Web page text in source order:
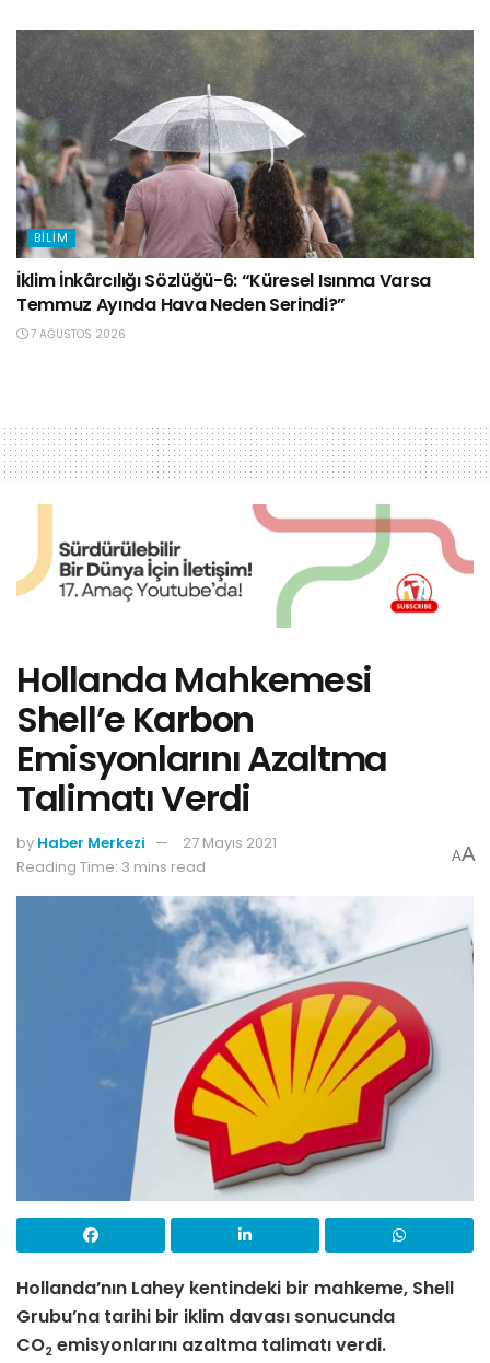
BILIM
İklim İnkârcılığı Sözlüğü-6: “Küresel Isınma Varsa
Temmuz Ayında Hava Neden Serindi?”
7 AĞUSTOS 2026
Hollanda Mahkemesi
Shell’e Karbon
Emisyonlarını Azaltma
Talimatı Verdi
by Haber Merkezi
27 Mayıs 2021
Reading Time: 3 mins read
AA
Hollanda’nın Lahey kentindeki bir mahkeme, Shell
Grubu’na tarihi bir iklim davası sonucunda
CO2 emisyonlarını azaltma talimatı verdi.